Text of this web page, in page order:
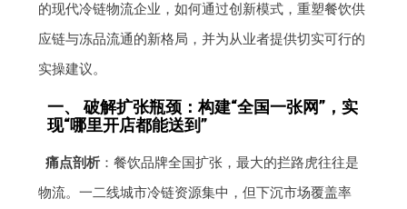
的现代冷链物流企业，如何通过创新模式，重塑餐饮供
应链与冻品流通的新格局，并为从业者提供切实可行的
实操建议。
一、 破解扩张瓶颈：构建“全国一张网”，实
现“哪里开店都能送到”
痛点剖析：餐饮品牌全国扩张，最大的拦路虎往往是
物流。一二线城市冷链资源集中，但下沉市场覆盖率